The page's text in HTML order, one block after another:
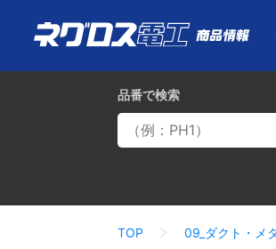
品番で検索
TOP 09_ダクト・メ